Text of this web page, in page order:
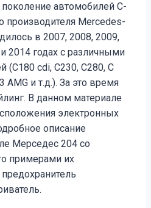
автомобилей С-
производителя Mercedes-
в 2007, 2008, 2009,
2014 годах с различными
(C180 cdi, C230, C280, C
AMG и т.д.). За это время
В данном материале
электронных
описание
Мерседес 204 со
примерами их